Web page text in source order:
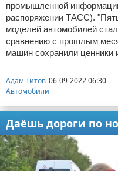
промышленной
распоряжении ТАСС).
моделей автомобилей
сравнению с прошлым
машин сохранили ценники
Адам Титов 06-09-2022 06:30
Автомобили
Даёшь дороги по